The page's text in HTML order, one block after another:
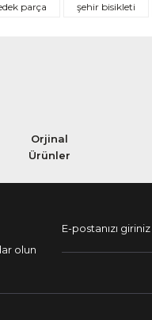
parça şehir bisikleti
Orjinal
Ürünler
olun